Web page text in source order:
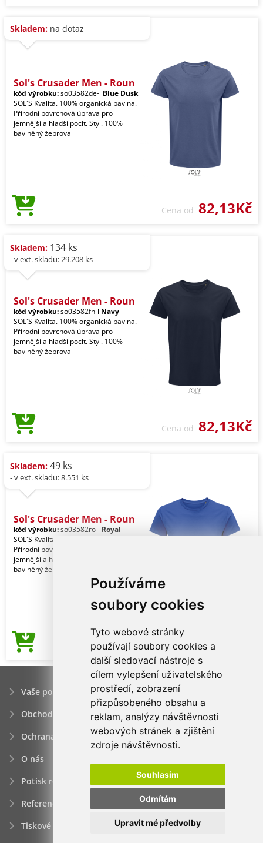
Používáme
soubory cookies
Tyto webové stránky
používají soubory cookies a
další sledovací nástroje s
cílem vylepšení uživatelského
prostředí, zobrazení
přizpůsobeného obsahu a
reklam, analýzy návštěvnosti
webových stránek a zjištění
zdroje návštěvnosti.
Souhlasím
Odmítám
Upravit mé předvolby
Skladem: na dotaz
Sol's Crusader Men - Roun
kód výrobku:so03582de-l Blue Dusk
SOL'S Kvalita. 100% organická bavlna.
Přírodní povrchová úprava pro
jemnější a hladší pocit. Styl. 100%
bavlněný žebrova
Cena od 82,13Kč
Skladem: 134 ks
- v ext. skladu: 29.208 ks
Sol's Crusader Men - Roun
kód výrobku:so03582fn-l Navy
SOL'S Kvalita. 100% organická bavlna.
Přírodní povrchová úprava pro
jemnější a hladší pocit. Styl. 100%
bavlněný žebrova
Cena od 82,13Kč
Skladem: 49 ks
- v ext. skladu: 8.551 ks
Sol's Crusader Men - Roun
kód výrobku:so03582ro-l Royal
SOL'S Kvalita. 100% organická bavlna.
Přírodní povrchová úprava pro
jemnější a hladší pocit. Styl. 100%
bavlněný žebrova
Cena od82,13Kč
Vaše poptávka
Obchodní podmínky
Ochrana osobních údajú
O nás
Potisk reklamních předmětů
Reference
Tiskové zprávy